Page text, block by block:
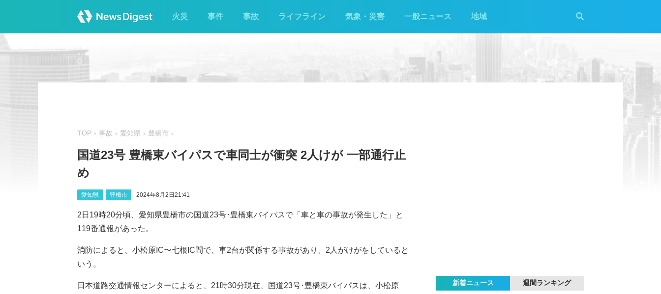
火災 事件 事故 ライフライン 気象・災害 一般ニュース 地域
TOP 事故 愛知県 豊橋市
国道23号 豊橋東バイパスで車同士が衝突 2人けが 一部通行止
め
愛知県 豊橋市 2024年8月2日21:41
2日19時20分頃、愛知県豊橋市の国道23号･豊橋東バイパスで「車と車の事故が発生した」と
119番通報があった。
消防によると、小松原IC〜七根IC間で、車2台が関係する事故があり、2人がけがをしていると
いう。
日本道路交通情報センターによると、21時30分現在、国道23号･豊橋東バイパスは、小松原
新着ニュース 週間ランキング